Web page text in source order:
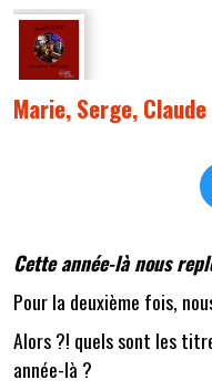
Marie, Serge,
Cette année-là nous
Pour la deuxième fois,
Alors ?! quels sont les
année-là ?